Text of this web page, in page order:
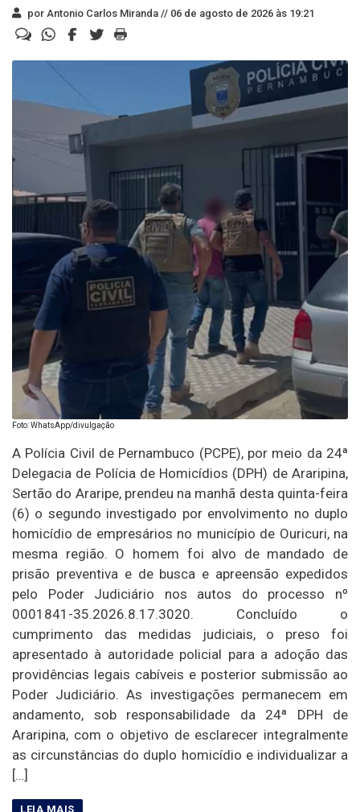
por Antonio Carlos Miranda // 06 de agosto de 2026 às 19:21
Foto: WhatsApp/divulgação
A Polícia Civil de Pernambuco (PCPE), por meio da 24ª
Delegacia de Polícia de Homicídios (DPH) de Araripina,
Sertão do Araripe, prendeu na manhã desta quinta-feira
(6) o segundo investigado por envolvimento no duplo
homicídio de empresários no município de Ouricuri, na
mesma região. O homem foi alvo de mandado de
prisão preventiva e de busca e apreensão expedidos
pelo Poder Judiciário nos autos do processo nº
0001841-35.2026.8.17.3020. Concluído o
cumprimento das medidas judiciais, o preso foi
apresentado à autoridade policial para a adoção das
providências legais cabíveis e posterior submissão ao
Poder Judiciário. As investigações permanecem em
andamento, sob responsabilidade da 24ª DPH de
Araripina, com o objetivo de esclarecer integralmente
as circunstâncias do duplo homicídio e individualizar a
[…]